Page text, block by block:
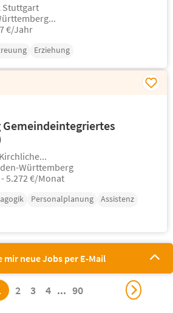
Stuttgart
€/Jahr
Erziehung
Württemberg
5.272 €/Monat
Personalplanung
Assistenz
mir neue Jobs per E-Mail
2 3 4 ... 90